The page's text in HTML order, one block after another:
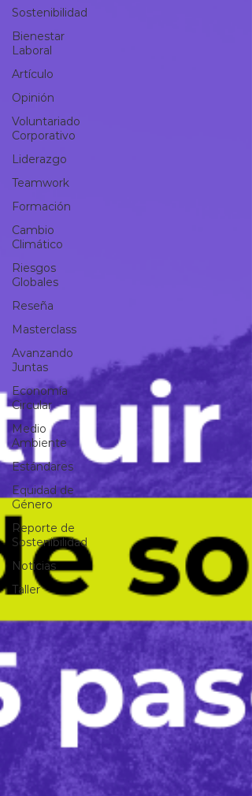
Sostenibilidad
Bienestar
Laboral
Artículo
Opinión
Voluntariado
Corporativo
Liderazgo
Teamwork
Formación
Cambio
Climático
Riesgos
Globales
Reseña
Masterclass
Avanzando
Juntas
Economía
Circular
Medio
Ambiente
Estándares
Equidad de
Género
Reporte de
Sostenibilidad
Noticias
Taller